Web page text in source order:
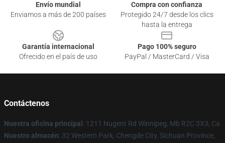
Envío mundial
Enviamos a más de 200 países
Compra con confianza
Protegido 24/7 desde los clics
hasta la entrega
Garantía internacional
Ofrecido en el país de uso
Pago 100% seguro
PayPal / MasterCard / Visa
Contáctenos
Nuestra oficina principal : 1211 Nugent Rd Winnipeg, Mb R2C 3X3, Ca
Nuestro almacén: 32 Western Park, Chengde City, Sichuan Province,